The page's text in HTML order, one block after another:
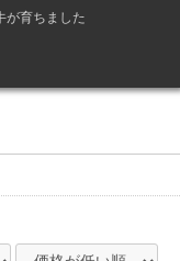
が育ちました